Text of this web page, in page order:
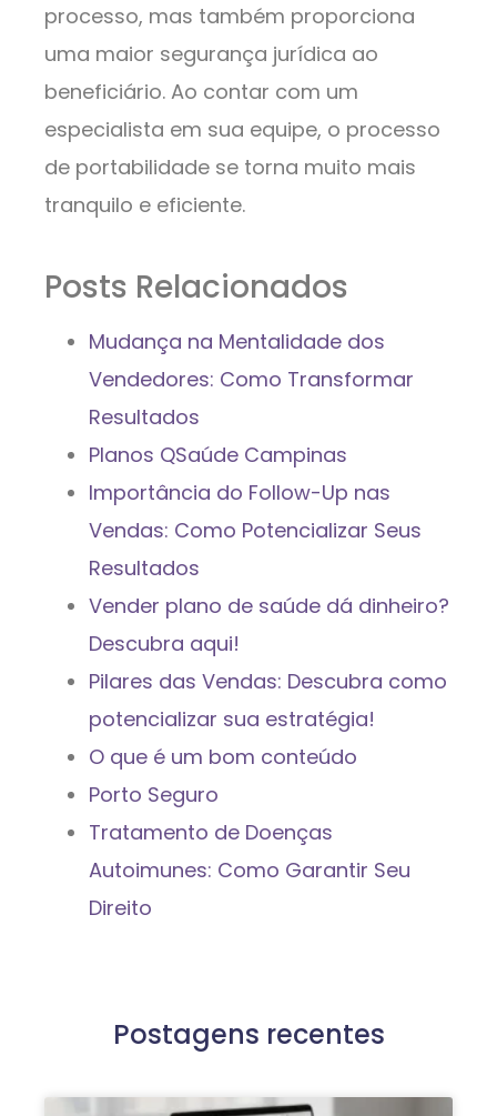
processo, mas também proporciona
uma maior segurança jurídica ao
beneficiário. Ao contar com um
especialista em sua equipe, o processo
de portabilidade se torna muito mais
tranquilo e eficiente.
Posts Relacionados
Mudança na Mentalidade dos
Vendedores: Como Transformar
Resultados
Planos QSaúde Campinas
Importância do Follow-Up nas
Vendas: Como Potencializar Seus
Resultados
Vender plano de saúde dá dinheiro?
Descubra aqui!
Pilares das Vendas: Descubra como
potencializar sua estratégia!
O que é um bom conteúdo
Porto Seguro
Tratamento de Doenças
Autoimunes: Como Garantir Seu
Direito
Postagens recentes